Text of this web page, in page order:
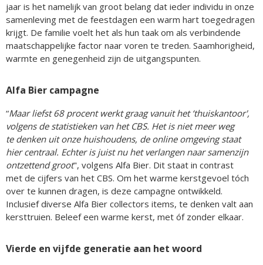
jaar is het namelijk van groot belang dat ieder individu in onze
samenleving met de feestdagen een warm hart toegedragen
krijgt. De familie voelt het als hun taak om als verbindende
maatschappelijke factor naar voren te treden. Saamhorigheid,
warmte en genegenheid zijn de uitgangspunten.
Alfa Bier campagne
“Maar liefst 68 procent werkt graag vanuit het ‘thuiskantoor',
volgens de statistieken van het CBS. Het is niet meer weg
te denken uit onze huishoudens, de online omgeving staat
hier centraal. Echter is juist nu het verlangen naar samenzijn
ontzettend groot", volgens Alfa Bier. Dit staat in contrast
met de cijfers van het CBS. Om het warme kerstgevoel tóch
over te kunnen dragen, is deze campagne ontwikkeld.
Inclusief diverse Alfa Bier collectors items, te denken valt aan
kersttruien. Beleef een warme kerst, met óf zonder elkaar.
Vierde en vijfde generatie aan het woord